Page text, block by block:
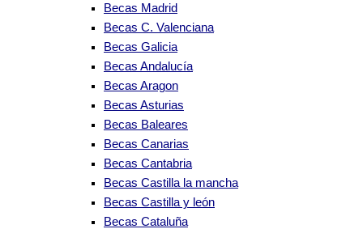
Becas Madrid
Becas C. Valenciana
Becas Galicia
Becas Andalucía
Becas Aragon
Becas Asturias
Becas Baleares
Becas Canarias
Becas Cantabria
Becas Castilla la mancha
Becas Castilla y león
Becas Cataluña